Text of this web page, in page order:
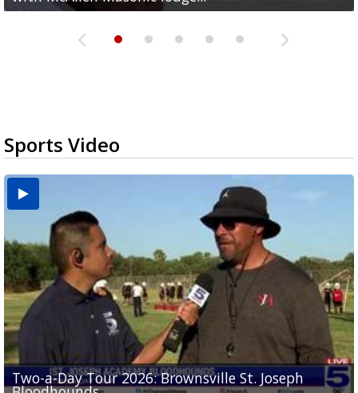
Sports Video
Two-a-Day Tour 2026: Brownsville St. Joseph
Two-a-Day Tour 2026: St. Joseph Academy
Sit-down interview with UTRGV wide receiver